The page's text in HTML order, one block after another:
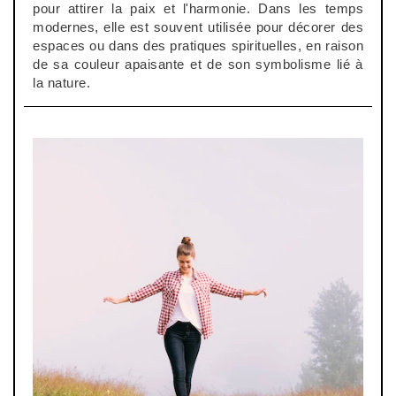
pour attirer la paix et l'harmonie. Dans les temps
modernes, elle est souvent utilisée pour décorer des
espaces ou dans des pratiques spirituelles, en raison
de sa couleur apaisante et de son symbolisme lié à
la nature.